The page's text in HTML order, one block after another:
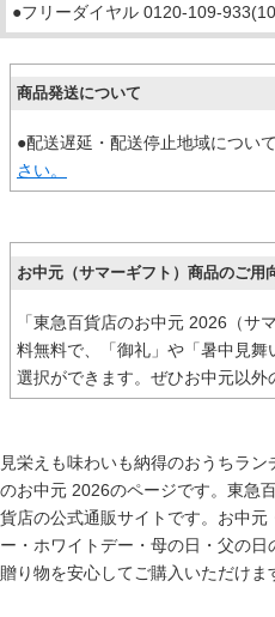
●フリーダイヤル 0120-109-
商品発送について
●配送遅延・配送停止地域につい
さい。
お中元（サマーギフト）商品のご用
「東急百貨店のお中元 2026（サ
料無料で、「御礼」や「暑中見
選択ができます。ぜひお中元以外
見栄えも味わいも納得のおうちラ
のお中元 2026のページです。東急
貨店の公式通販サイトです。 お中元
ー ・ ホワイトデー ・ 母の日 ・ 父の日
贈り物を安心してご購入いただけま